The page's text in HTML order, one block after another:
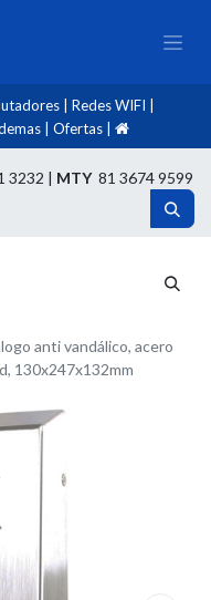
Redes WIFI
Ofertas
3232 | MTY81 3674 9599
anti vandálico, acero
130x247x132mm